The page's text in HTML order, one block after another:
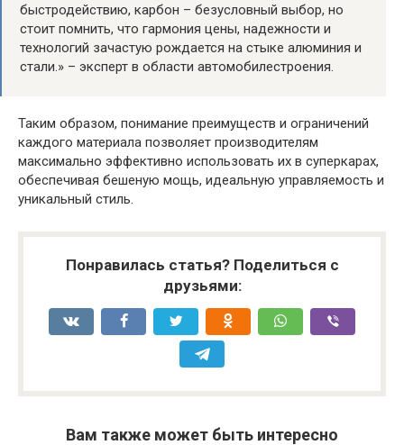
быстродействию, карбон – безусловный выбор, но
стоит помнить, что гармония цены, надежности и
технологий зачастую рождается на стыке алюминия и
стали.» – эксперт в области автомобилестроения.
Таким образом, понимание преимуществ и ограничений
каждого материала позволяет производителям
максимально эффективно использовать их в суперкарах,
обеспечивая бешеную мощь, идеальную управляемость и
уникальный стиль.
Понравилась статья? Поделиться с
друзьями:
Вам также может быть интересно